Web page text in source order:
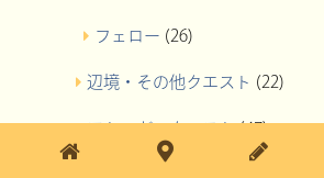
フェロー (26)
辺境・その他クエスト (22)
アトルガンクエスト(47)